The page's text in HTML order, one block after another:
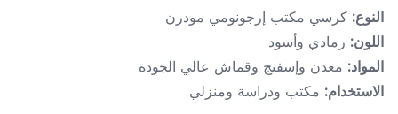
النوع: كرسي مكتب إرجونومي مودرن
اللون: رمادي وأسود
المواد: معدن وإسفنج وقماش عالي الجودة
الاستخدام: مكتب ودراسة ومنزلي